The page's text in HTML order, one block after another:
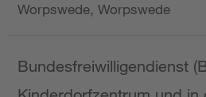
Worpswede, Worpswede
Bundesfreiwilligendienst